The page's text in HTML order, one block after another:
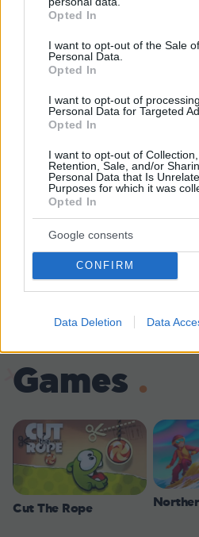
grant or deny consent to Google
use your data for below specified
consent section.
Opted In
I want to opt-out of the Sale
Personal Data.
Opted In
I want to opt-out of
Personal Data for Targeted
Opted In
I want to opt-out of Collection,
Retention, Sale, and/or
Personal Data that Is
Purposes for which it was
Opted In
Google consents
CONFIRM
Data Deletion Data
Πατέρας για δεύτερη φορά ο
Κωνσταντέλιας: Η σύζυγός του
Χριστίνα έφερε στον κόσμο ένα
υγιέστατο κοριτσάκι
08.08.2026, 22:23
Τραγωδία στην Πάρο: Πνίγηκε
4χρονος σε πισίνα beach bar,
ο μπάρμαν για να τον σώσει
08.08.2026, 19:36
Games
Cut The Rope